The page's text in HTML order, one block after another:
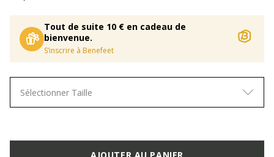
Tout de suite 10 € en cadeau de
bienvenue.
S’inscrire à Benefeet
Sélectionner Taille